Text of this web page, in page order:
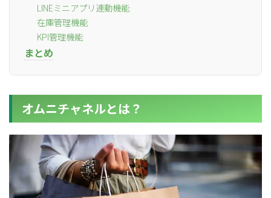
LINEミニアプリ連動機能
在庫管理機能
KPI管理機能
まとめ
オムニチャネルとは？